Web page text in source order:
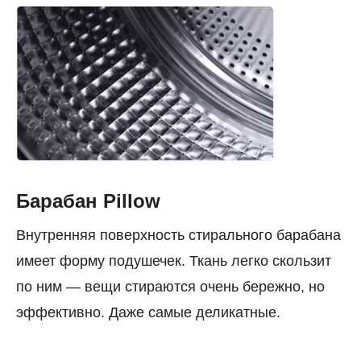
Барабан Pillow
Внутренняя поверхность стирального барабана
имеет форму подушечек. Ткань легко скользит
по ним — вещи стираются очень бережно, но
эффективно. Даже самые деликатные.